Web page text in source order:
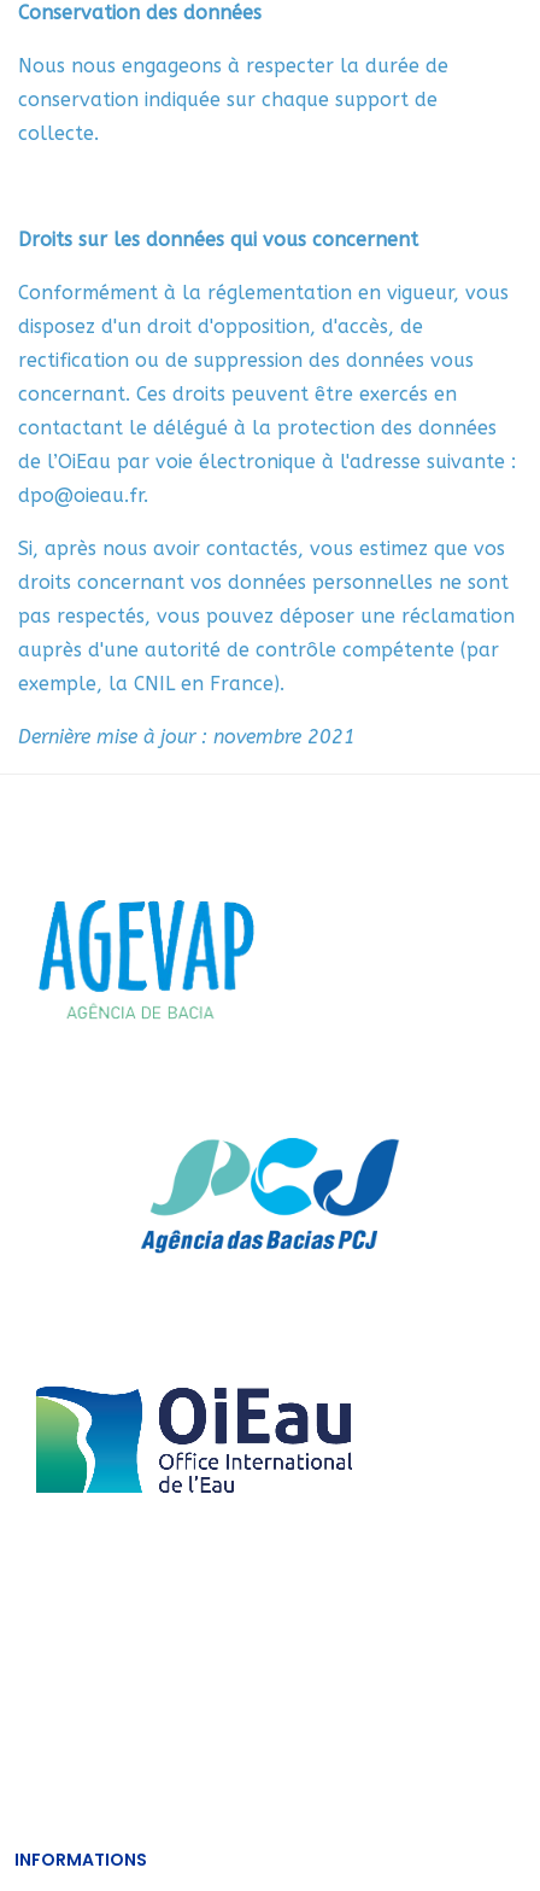
Conservation des données
Nous nous engageons à respecter la durée de
conservation indiquée sur chaque support de
collecte.
Droits sur les données qui vous concernent
Conformément à la réglementation en vigueur, vous
disposez d'un droit d'opposition, d'accès, de
rectification ou de suppression des données vous
concernant. Ces droits peuvent être exercés en
contactant le délégué à la protection des données
de l’OiEau par voie électronique à l'adresse suivante :
dpo@oieau.fr.
Si, après nous avoir contactés, vous estimez que vos
droits concernant vos données personnelles ne sont
pas respectés, vous pouvez déposer une réclamation
auprès d'une autorité de contrôle compétente (par
exemple, la CNIL en France).
Dernière mise à jour : novembre 2021
INFORMATIONS